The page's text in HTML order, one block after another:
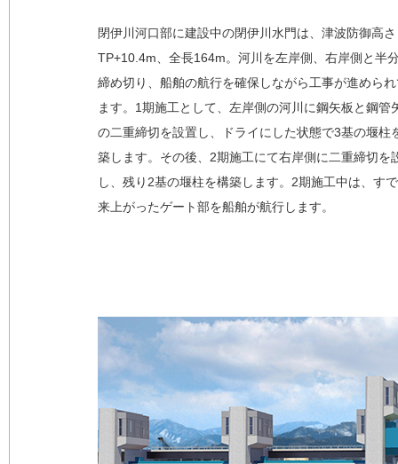
閉伊川河口部に建設中の閉伊川水門は、津波防御高さ
TP+10.4m、全長164m。河川を左岸側、右岸側と半
締め切り、船舶の航行を確保しながら工事が進めら
ます。1期施工として、左岸側の河川に鋼矢板と鋼管
の二重締切を設置し、ドライにした状態で3基の堰柱
築します。その後、2期施工にて右岸側に二重締切を
し、残り2基の堰柱を構築します。2期施工中は、す
来上がったゲート部を船舶が航行します。